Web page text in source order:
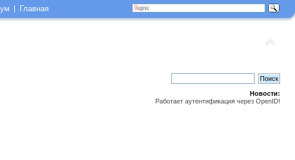
Новости:
Работает аутентификация через OpenID!
Главная